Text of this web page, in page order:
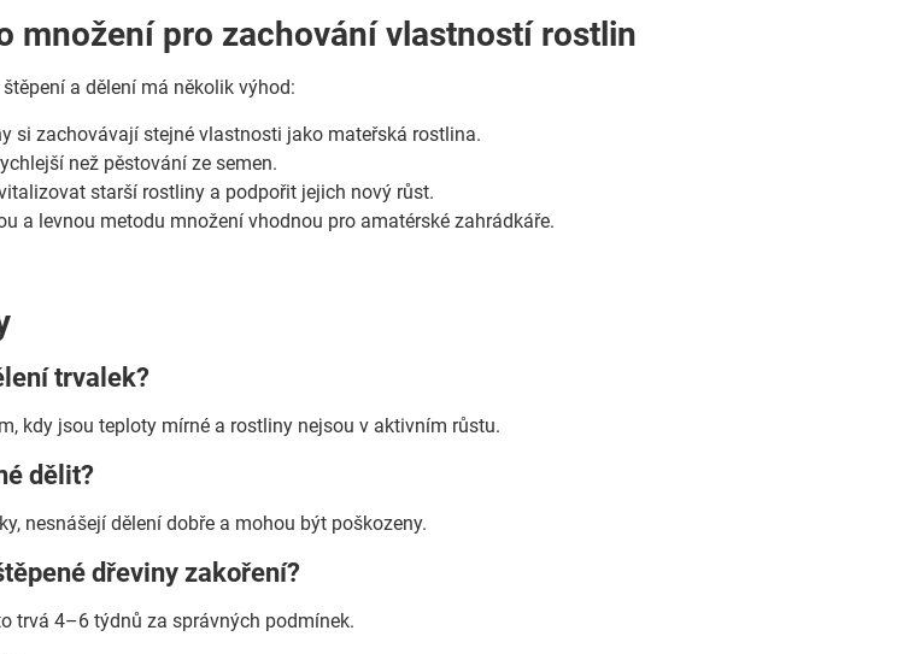
množení pro zachování vlastností rostlin
a dělení má několik výhod:
si zachovávají stejné vlastnosti jako mateřská rostlina.
než pěstování ze semen.
starší rostliny a podpořit jejich nový růst.
a levnou metodu množení vhodnou pro amatérské zahrádkáře.
trvalek?
kdy jsou teploty mírné a rostliny nejsou v aktivním růstu.
dělit?
nesnášejí dělení dobře a mohou být poškozeny.
dřeviny zakoření?
trvá 4–6 týdnů za správných podmínek.